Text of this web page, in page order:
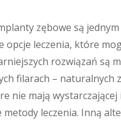
zębowe są
opcje leczenia, które
rozwiązań są
filarach – naturalnych
nie mają
metody leczenia. Inną